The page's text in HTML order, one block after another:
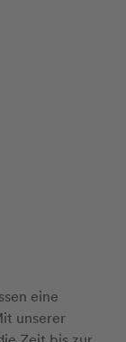
eine
unserer